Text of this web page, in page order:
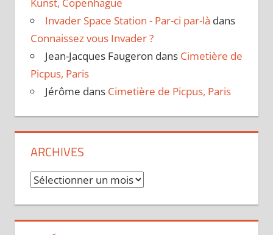
Invader Space Station - Par-ci par-là dans
Connaissez vous Invader ?
Jean-Jacques Faugeron dans Cimetière de
Picpus, Paris
Jérôme dans Cimetière de Picpus, Paris
ARCHIVES
Archives